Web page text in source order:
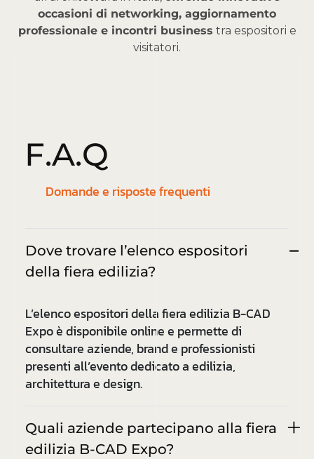
occasioni di networking, aggiornamento
professionale e incontri business tra espositori e
visitatori.
F.A.Q
Domande e risposte frequenti
Dove trovare l’elenco espositori
della fiera edilizia?
L’elenco espositori della fiera edilizia B-CAD
Expo è disponibile online e permette di
consultare aziende, brand e professionisti
presenti all’evento dedicato a edilizia,
architettura e design.
Quali aziende partecipano alla fiera
edilizia B-CAD Expo?